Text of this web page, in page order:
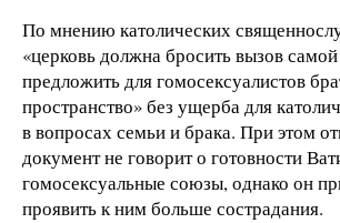
По мнению католических
«церковь должна бросить вызов
предложить для гомосексуалистов
пространство» без ущерба для
в вопросах семьи и брака. При этом
документ не говорит о готовности
гомосексуальные союзы, однако он
проявить к ним больше сострадания.